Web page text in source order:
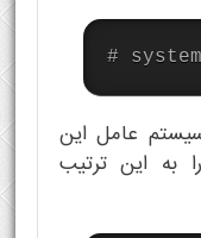
#
عامل این
به این ترتیب